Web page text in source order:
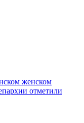
женском
отметили